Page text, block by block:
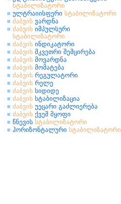
სტაბილიზატორი
ულტრაიისფერი სტაბილიზატორი
ძაბვის ვარდნა
ძაბვის იმპულსური
სტაბილიზატორი
ძაბვის ინდიკატორი
ძაბვის მკვეთრი შემცირება
ძაბვის მოვარდნა
ძაბვის მომატება
ძაბვის რეგულატორი
ძაბვის რელე
ძაბვის სიდიდე
ძაბვის სტაბილიზაცია
ძაბვის უეცარი გაძლიერება
ძაბვის ქვეშ მყოფი
წნევის სტაბილიზატორი
ჰორიზონტალური სტაბილიზატორი